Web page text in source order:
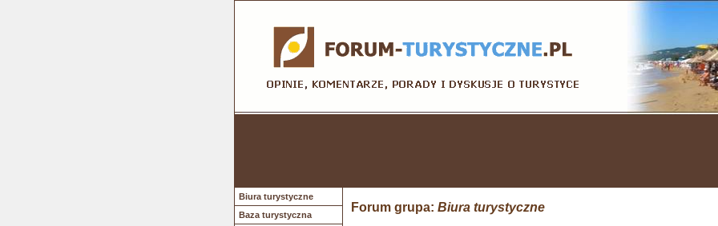
Biura turystyczne
Baza turystyczna
Forum grupa: Biura turystyczne